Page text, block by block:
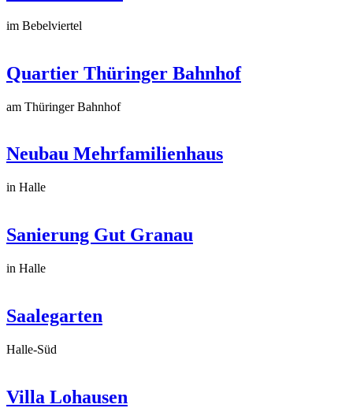
im Bebelviertel
Quartier Thüringer Bahnhof
am Thüringer Bahnhof
Neubau Mehrfamilienhaus
in Halle
Sanierung Gut Granau
in Halle
Saalegarten
Halle-Süd
Villa Lohausen